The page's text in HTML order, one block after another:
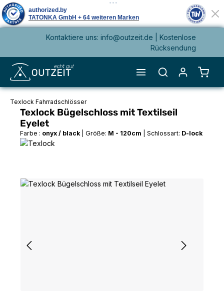
springenKontaktiere uns: info@outzeit.de | Kostenlose
Rücksendung
Texlock Fahrradschlösser
Texlock Bügelschloss mit Textilseil
Eyelet
Farbe : onyx / black Größe: M - 120cm Schlossart: D-lock
Bildergalerie überspringen